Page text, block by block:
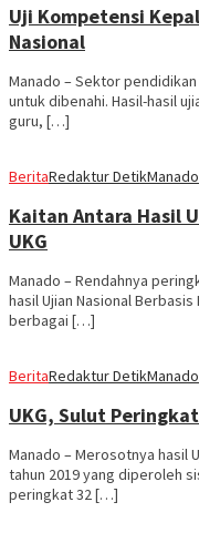
Uji Kompetensi
Nasional
Manado – Sektor
untuk dibenahi. Hasil-hasil
guru, […]
BeritaRedaktur DetikManado
Kaitan Antara Hasil
UKG
Manado – Rendahnya
hasil Ujian Nasional
berbagai […]
BeritaRedaktur DetikManado
UKG, Sulut
Manado – Merosotnya hasil
tahun 2019 yang diperoleh
peringkat 32 […]